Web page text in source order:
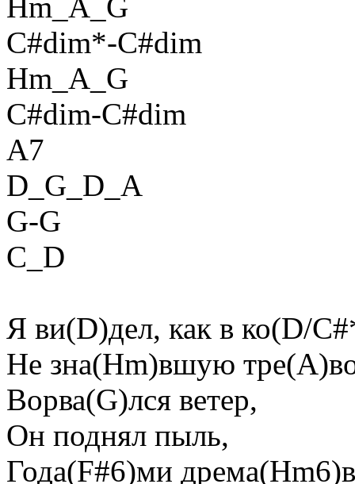
C#dim*-C#dim
Hm_A_G
C#dim-C#dim
A7
D_G_D_A
G-G
C_D
Я ви(D)дел, как в ко(D/
Не зна(Hm)вшую
Воpва(G)лся ветеp,
Он поднял пыль,
Года(F#6)ми